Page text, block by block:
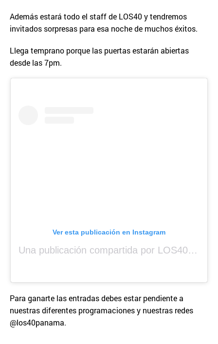
Además estará todo el staff de LOS40 y tendremos
invitados sorpresas para esa noche de muchos éxitos.
Llega temprano porque las puertas estarán abiertas
desde las 7pm.
Ver esta publicación en Instagram
Una publicación compartida por LOS40 Panamá (@los40panama)
Para ganarte las entradas debes estar pendiente a
nuestras diferentes programaciones y nuestras redes
@los40panama.